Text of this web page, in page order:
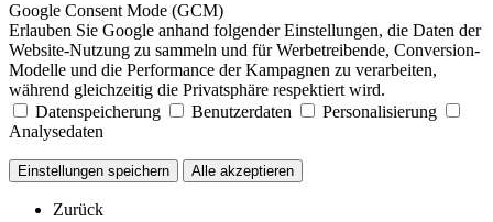
Google Consent Mode (GCM)
Erlauben Sie Google anhand folgender Einstellungen, die Daten der
Website-Nutzung zu sammeln und für Werbetreibende, Conversion-
Modelle und die Performance der Kampagnen zu verarbeiten,
während gleichzeitig die Privatsphäre respektiert wird.
Datenspeicherung
Benutzerdaten
Personalisierung
Analysedaten
Einstellungen speichern Alle akzeptieren
Zurück